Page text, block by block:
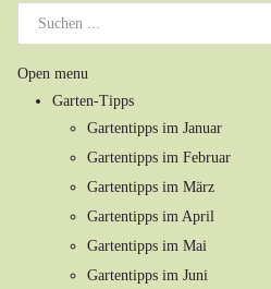
Open menu
Garten-Tipps
Gartentipps im Januar
Gartentipps im Februar
Gartentipps im März
Gartentipps im April
Gartentipps im Mai
Gartentipps im Juni